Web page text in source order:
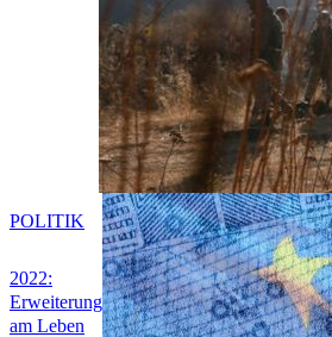
2022:
Erweiterung
am Leben
POLITIK